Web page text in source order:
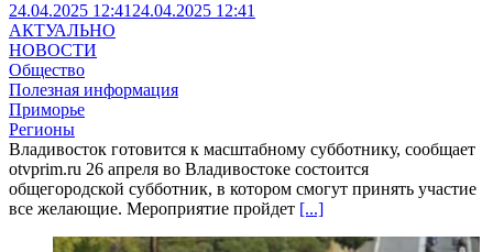
24.04.2025 12:41 24.04.2025 12:41
АКТУАЛЬНО
НОВОСТИ
Общество
Полезная информация
Приморье
Регионы
Владивосток готовится к масштабному субботнику, сообщает
otvprim.ru 26 апреля во Владивостоке состоится
общегородской субботник, в котором смогут принять участие
все желающие. Мероприятие пройдет [...]